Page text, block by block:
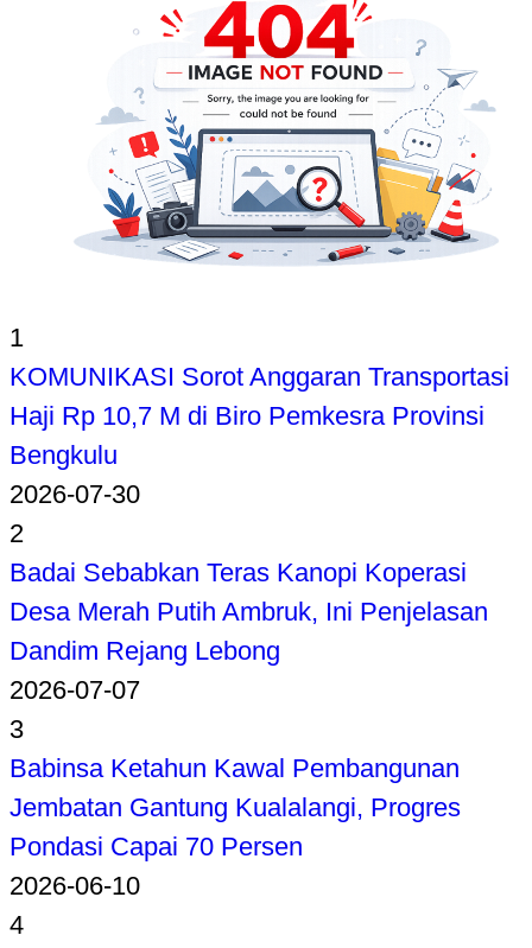
1
KOMUNIKASI Sorot Anggaran Transportasi
Haji Rp 10,7 M di Biro Pemkesra Provinsi
Bengkulu
2026-07-30
2
Badai Sebabkan Teras Kanopi Koperasi
Desa Merah Putih Ambruk, Ini Penjelasan
Dandim Rejang Lebong
2026-07-07
3
Babinsa Ketahun Kawal Pembangunan
Jembatan Gantung Kualalangi, Progres
Pondasi Capai 70 Persen
2026-06-10
4